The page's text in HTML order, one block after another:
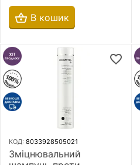
В кошик
КОД: 8033928505021
Зміцнювальний